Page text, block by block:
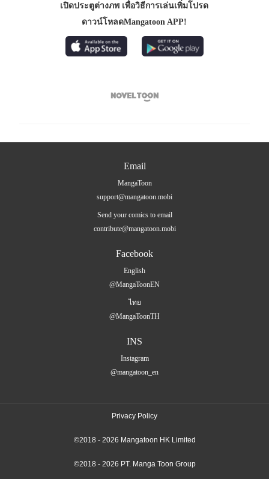
เปิดประตูต่างภพ เพื่อวิธีการเล่นเพิ่มโปรด
ดาวน์โหลดMangatoon APP!

Email
MangaToon
support@mangatoon.mobi
Send your comics to email
contribute@mangatoon.mobi
Facebook
English
@MangaToonEN
ไทย
@MangaToonTH
INS
Instagram
@mangatoon_en
Privacy Policy
©2018 - 2026 Mangatoon HK Limited
©2018 - 2026 PT. Manga Toon Group